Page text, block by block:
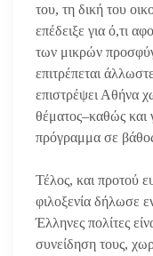
του, τη δική του
επέδειξε για ό,τι
των μικρών
επιτρέπεται
επιστρέψει Αθήνα
θέματος–καθώς και
πρόγραμμα σε
Τέλος, και προτού
φιλοξενία δήλωσε
Έλληνες πολίτες
συνείδηση τους,